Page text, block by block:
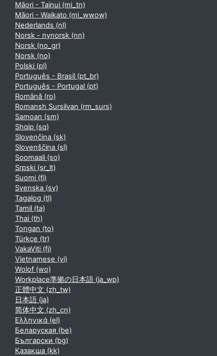
Māori - Tainui ‎(mi_tn)‎
Māori - Waikato ‎(mi_wwow)‎
Nederlands ‎(nl)‎
Norsk - nynorsk ‎(nn)‎
Norsk ‎(no_gr)‎
Norsk ‎(no)‎
Polski ‎(pl)‎
Português - Brasil ‎(pt_br)‎
Português - Portugal ‎(pt)‎
Română ‎(ro)‎
Romansh Sursilvan ‎(rm_surs)‎
Samoan ‎(sm)‎
Shqip ‎(sq)‎
Slovenčina ‎(sk)‎
Slovenščina ‎(sl)‎
Soomaali ‎(so)‎
Srpski ‎(sr_lt)‎
Suomi ‎(fi)‎
Svenska ‎(sv)‎
Tagalog ‎(tl)‎
Tamil ‎(ta)‎
Thai ‎(th)‎
Tongan ‎(to)‎
Türkçe ‎(tr)‎
VakaViti ‎(fj)‎
Vietnamese ‎(vi)‎
Wolof ‎(wo)‎
Workplace準拠の日本語 ‎(ja_wp)‎
正體中文 ‎(zh_tw)‎
日本語 ‎(ja)‎
简体中文 ‎(zh_cn)‎
Ελληνικά ‎(el)‎
Беларуская ‎(be)‎
Български ‎(bg)‎
Қазақша ‎(kk)‎